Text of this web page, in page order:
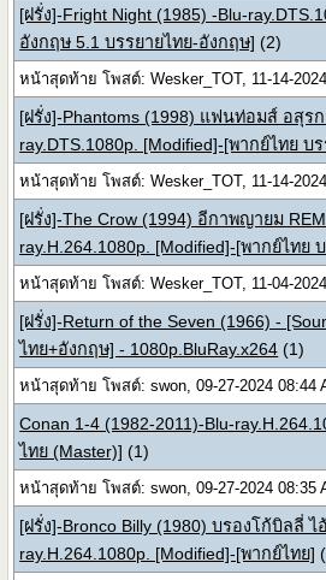
[ฝรั่ง]-Fright Night (1985) -Blu-
อังกฤษ 5.1 บรรยายไทย-อังกฤษ] (2)
หน้าสุดท้าย โพสต์: Wesker_TOT, 11-14-
[ฝรั่ง]-Phantoms (1998) แฟนท่อมส์ อสุร
ray.DTS.1080p. [Modified]-[พากย์ไทย บ
หน้าสุดท้าย โพสต์: Wesker_TOT, 11-14-
[ฝรั่ง]-The Crow (1994) อีกาพญายม
ray.H.264.1080p. [Modified]-[พากย์ไทย
หน้าสุดท้าย โพสต์: Wesker_TOT, 11-04-
[ฝรั่ง]-Return of the Seven (1966) -
ไทย+อังกฤษ] - 1080p.BluRay.x264 (1)
หน้าสุดท้าย โพสต์: swon, 09-27-2024 08:44
Conan 1-4 (1982-2011)-Blu-
ไทย (Master)] (1)
หน้าสุดท้าย โพสต์: swon, 09-27-2024 08:35
[ฝรั่ง]-Bronco Billy (1980) บรองโก้บิลลี่ ไ
ray.H.264.1080p. [Modified]-[พากย์ไทย]